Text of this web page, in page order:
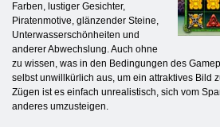
Farben, lustiger Gesichter,
Piratenmotive, glänzender Steine,
Unterwasserschönheiten und
anderer Abwechslung. Auch ohne
zu wissen, was in den Bedingungen des
selbst unwillkürlich aus, um ein attraktives Bild
Zügen ist es einfach unrealistisch, sich vom
anderes umzusteigen.